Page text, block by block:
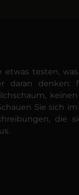
etwas testen,
daran denken:
keinen
Sie sich
die